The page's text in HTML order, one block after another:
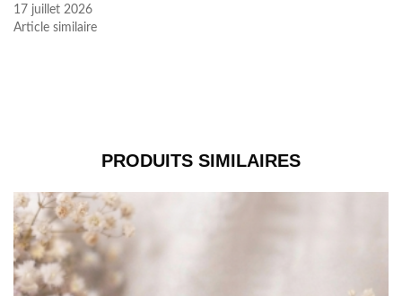
17 juillet 2026
Article similaire
PRODUITS SIMILAIRES